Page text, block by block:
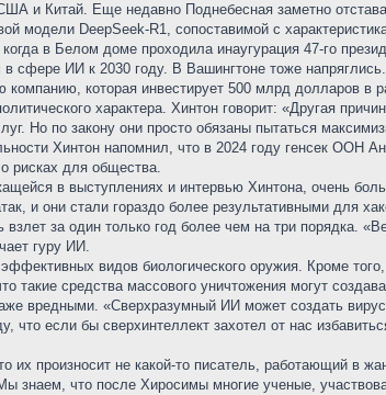
и Китай. Еще недавно Поднебесная заметно
модели DeepSeek-R1, сопоставимой с
в Белом доме проходила инаугурация 47-го
сфере ИИ к 2030 году. В Вашингтоне тоже
компанию, которая инвестирует 500 млрд долларов
характера. Хинтон говорит: «Другая
Но по закону они просто обязаны пытаться
Хинтон напомнил, что в 2024 году генсек ООН
рисках для общества.
в выступлениях и интервью Хинтона, очень
и они стали гораздо более результативными для
за один только год более чем на три порядка.
гуру ИИ.
видов биологического оружия. Кроме
такие средства массового уничтожения могут
вредными. «Сверхразумный ИИ может создать
если бы сверхинтеллект захотел от нас
произносит не какой-то писатель, работающий в
знаем, что после Хиросимы многие ученые,